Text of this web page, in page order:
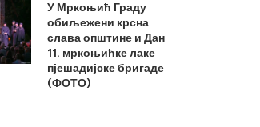
У Мркоњић Граду
обиљежени крсна
слава општине и Дан
11. мркоњићке лаке
пјешадијске бригаде
(ФОТО)